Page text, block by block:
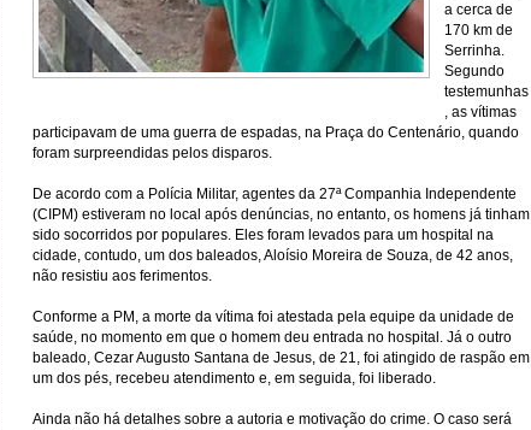
a cerca de
170 km de
Serrinha.
Segundo
testemunhas
, as vítimas
participavam de uma guerra de espadas, na Praça do Centenário, quando
foram surpreendidas pelos disparos.
De acordo com a Polícia Militar, agentes da 27ª Companhia Independente
(CIPM) estiveram no local após denúncias, no entanto, os homens já tinham
sido socorridos por populares. Eles foram levados para um hospital na
cidade, contudo, um dos baleados, Aloísio Moreira de Souza, de 42 anos,
não resistiu aos ferimentos.
Conforme a PM, a morte da vítima foi atestada pela equipe da unidade de
saúde, no momento em que o homem deu entrada no hospital. Já o outro
baleado, Cezar Augusto Santana de Jesus, de 21, foi atingido de raspão em
um dos pés, recebeu atendimento e, em seguida, foi liberado.
Ainda não há detalhes sobre a autoria e motivação do crime. O caso será